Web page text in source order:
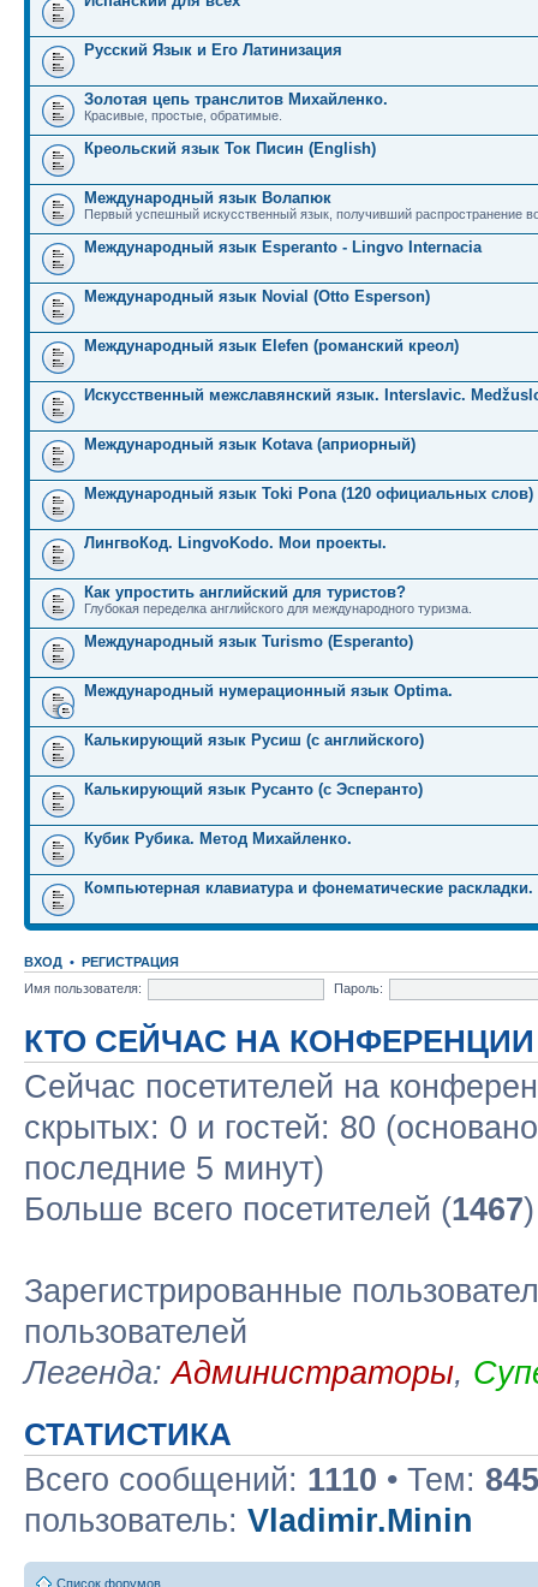
Русский Язык и Его Латинизация
Золотая цепь транслитов Михайленко.
Красивые, простые, обратимые.
Креольский язык Ток Писин (English)
Международный язык Волапюк
Первый успешный искусственный язык, получивший распространение
Международный язык Esperanto - Lingvo Internacia
Международный язык Novial (Otto Esperson)
Международный язык Elefen (романский креол)
Искусственный межславянский язык. Interslavic.
Международный язык Kotava (априорный)
Международный язык Toki Pona (120 официальных слов)
ЛингвоКод. LingvoKodo. Мои проекты.
Как упростить английский для туристов?
Глубокая переделка английского для международного туризма.
Международный язык Turismo (Esperanto)
Международный нумерационный язык Optima.
Калькирующий язык Русиш (с английского)
Калькирующий язык Русанто (с Эсперанто)
Кубик Рубика. Метод Михайленко.
Компьютерная клавиатура и фонематические раскладки.
ВХОД • РЕГИСТРАЦИЯ
Имя пользователя:
Пароль:
КТО СЕЙЧАС НА КОНФЕРЕНЦИИ
Сейчас посетителей на
скрытых: 0 и гостей: 80
последние 5 минут)
Больше всего посетителей (1467
Зарегистрированные
пользователей
Легенда:Администраторы,
СТАТИСТИКА
Всего сообщений: 1110 • Тем: 845
пользователь: Vladimir.Minin
Список форумов